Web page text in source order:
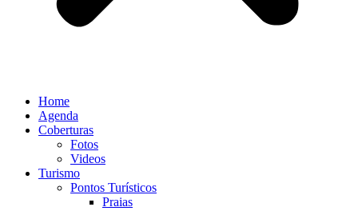
Home
Agenda
Coberturas
Fotos
Videos
Turismo
Pontos Turísticos
Praias